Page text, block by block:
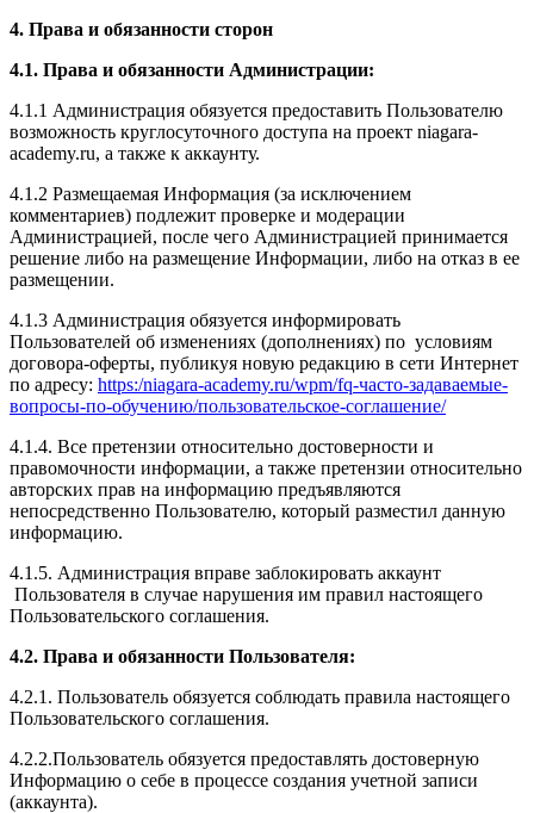
4. Права и обязанности сторон
4.1. Права и обязанности Администрации:
4.1.1 Администрация обязуется предоставить Пользователю
возможность круглосуточного доступа на проект niagara-
academy.ru, а также к аккаунту.
4.1.2 Размещаемая Информация (за исключением
комментариев) подлежит проверке и модерации
Администрацией, после чего Администрацией принимается
решение либо на размещение Информации, либо на отказ в ее
размещении.
4.1.3 Администрация обязуется информировать
Пользователей об изменениях (дополнениях) по условиям
договора-оферты, публикуя новую редакцию в сети Интернет
по адресу: https:/niagara-academy.ru/wpm/fq-часто-задаваемые-
вопросы-по-обучению/пользовательское-соглашение/
4.1.4. Все претензии относительно достоверности и
правомочности информации, а также претензии относительно
авторских прав на информацию предъявляются
непосредственно Пользователю, который разместил данную
информацию.
4.1.5. Администрация вправе заблокировать аккаунт
Пользователя в случае нарушения им правил настоящего
Пользовательского соглашения.
4.2. Права и обязанности Пользователя:
4.2.1. Пользователь обязуется соблюдать правила настоящего
Пользовательского соглашения.
4.2.2.Пользователь обязуется предоставлять достоверную
Информацию о себе в процессе создания учетной записи
(аккаунта).